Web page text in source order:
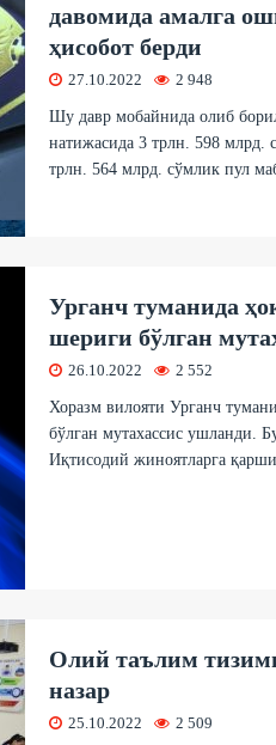
давомида амалга
ҳисобот берди
27.10.2022 2 948
Шу давр мобайнида олиб
натижасида 3 трлн. 598
трлн. 564 млрд. сўмлик пул
Урганч туманида
шериги бўлган
26.10.2022 2 552
Хоразм вилояти Урганч
бўлган мутахассис ушланди.
Иқтисодий жиноятларга
Олий таълим
назар
25.10.2022 2 509